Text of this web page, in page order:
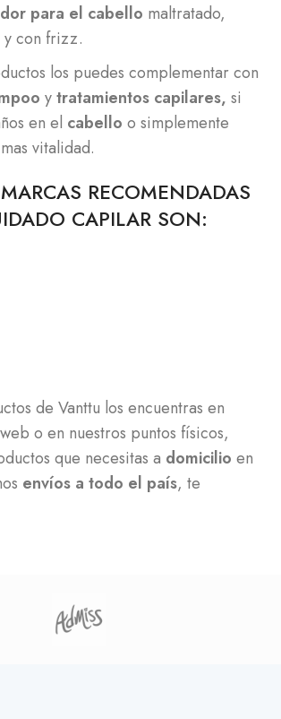
para el cabello maltratado,
con frizz.
los puedes complementar con
ytratamientos capilares, si
en el cabello o simplemente
vitalidad.
RECOMENDADAS
CAPILAR SON:
de Vanttu los encuentras en
o en nuestros puntos físicos,
que necesitas a domicilio en
envíos a todo el país, te